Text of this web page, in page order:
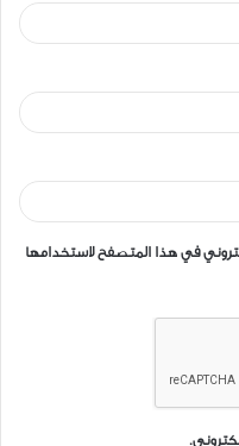
في هذا المتصفح لاستخدامها